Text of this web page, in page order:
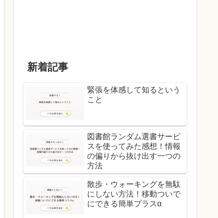
新着記事
緊張を体感して知るという
こと
図書館ランダム選書サービ
スを使ってみた感想！情報
の偏りから抜け出す一つの
方法
散歩・ウォーキングを無駄
にしない方法！移動ついで
にできる簡単プラスα